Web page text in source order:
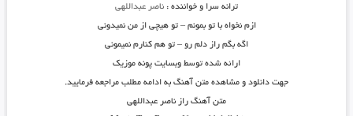
ترانه سرا و خواننده : ناصر عبداللهی
ازم نخواه با تو بمونم – تو هیچی از من نمیدونی
اگه بگم راز دلم رو – تو هم کنارم نمیمونی
ارائه شده توسط وبسایت پونه موزیک
جهت دانلود و مشاهده متن آهنگ به ادامه مطلب مراجعه فرمایید.
متن آهنگ راز ناصر عبداللهی